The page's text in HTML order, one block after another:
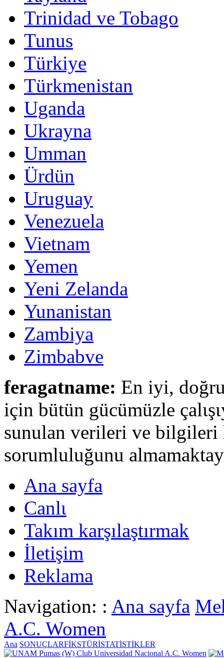
Trinidad ve Tobago
Tunus
Türkiye
Türkmenistan
Uganda
Ukrayna
Umman
Ürdün
Uruguay
Venezuela
Vietnam
Yemen
Yeni Zelanda
Yunanistan
Zambiya
Zimbabve
feragatname: En iyi,
için bütün gücümüzle
sunulan verileri ve bilgileri
sorumluluğunu
Ana sayfa
Canlι
Takım karşılaştırmak
İletişim
Reklama
Navigation: : Ana sayfa
A.C. Women
Ana SONUÇLARFİKSTÜRİSTATİSTİKLER
Club Universidad Nacional A.C. Women